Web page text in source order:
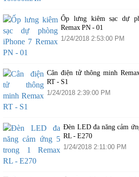
Ốp lưng kiêm sạc dự
Remax PN - 01
1/24/2018 2:53:00 PM
Cân điện tử thông minh
RT - S1
1/24/2018 2:39:00 PM
Đèn LED đa năng cảm
RL - E270
1/24/2018 2:11:00 PM